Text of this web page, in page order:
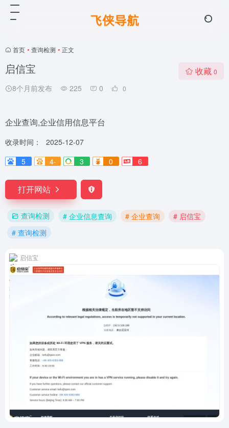
首页 • 查询检测 • 正文
启信宝
8个月前发布 225 0 0
收藏 0
企业查询,企业信用信息平台
收录时间：
2025-12-07
5
4- 3 0 6
打开网站
查询检测 # 企业信息查询 # 企业查询
# 启信宝
# 查询检测
启信宝